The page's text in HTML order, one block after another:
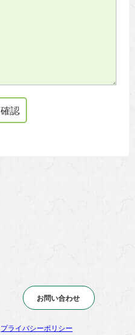
お問い合わせ
プライバシーポリシー